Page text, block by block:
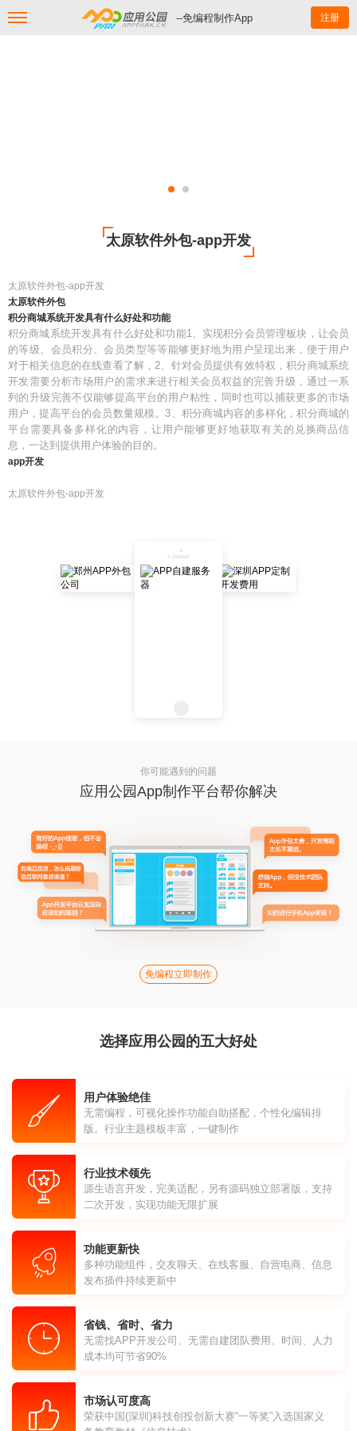
--免编程制作App 注册
太原软件外包-app开发
太原软件外包-app开发
太原软件外包
积分商城系统开发具有什么好处和功能
积分商城系统开发具有什么好处和功能1、实现积分会员管理板块，让会员
的等级、会员积分、会员类型等等能够更好地为用户呈现出来，便于用户
对于相关信息的在线查看了解，2、针对会员提供有效特权，积分商城系统
开发需要分析市场用户的需求来进行相关会员权益的完善升级，通过一系
列的升级完善不仅能够提高平台的用户粘性，同时也可以捕获更多的市场
用户，提高平台的会员数量规模。3、积分商城内容的多样化，积分商城的
平台需要具备多样化的内容，让用户能够更好地获取有关的兑换商品信
息，一达到提供用户体验的目的。
app开发
太原软件外包-app开发
你可能遇到的问题
应用公园App制作平台帮你解决
免编程立即制作
选择应用公园的五大好处
用户体验绝佳
无需编程，可视化操作功能自助搭配，个性化编辑排
版。行业主题模板丰富，一键制作
行业技术领先
源生语言开发，完美适配，另有源码独立部署版，支持
二次开发，实现功能无限扩展
功能更新快
多种功能组件，交友聊天、在线客服、自营电商、信息
发布插件持续更新中
省钱、省时、省力
无需找APP开发公司、无需自建团队费用、时间、人力
成本均可节省90%
市场认可度高
荣获中国(深圳)科技创投创新大赛“一等奖”入选国家义